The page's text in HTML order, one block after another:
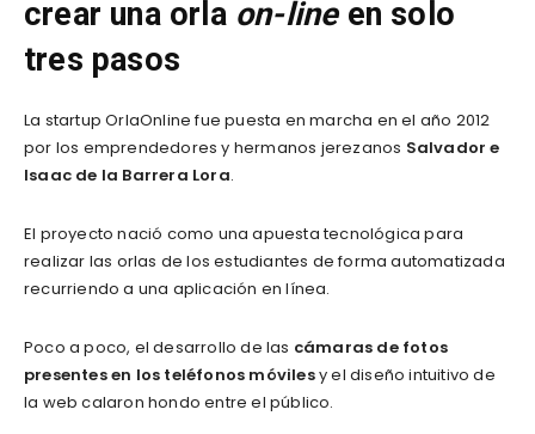
crear una orla on-lineen solo
tres pasos
La startup OrlaOnline fue puesta en marcha en el año 2012
por los emprendedores y hermanos jerezanos Salvador e
Isaac de la Barrera Lora.
El proyecto nació como una apuesta tecnológica para
realizar las orlas de los estudiantes de forma automatizada
recurriendo a una aplicación en línea.
Poco a poco, el desarrollo de las cámaras de fotos
presentes en los teléfonos móvilesy el diseño intuitivo de
la web calaron hondo entre el público.